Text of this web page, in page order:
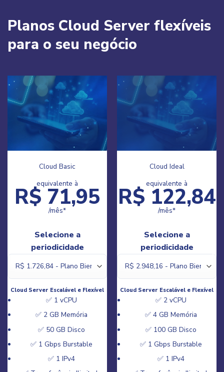
Planos Cloud Server flexíveis
para o seu negócio
Flexível
Cloud Premium
equivalente à
R$ 224,64
Selecione a
periodicidade
Cloud Server Escalável e Flexível
✅ 4 vCPU
✅ 8 GB Memória
✅ 200 GB Disco
✅ 1 Gbps Burstable